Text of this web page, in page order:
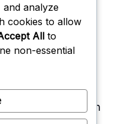
Pass actuel sont
aux saisons
désormais
émotes et de la
de progression
permettant un
analyze
cookies to allow
All to
non-essential